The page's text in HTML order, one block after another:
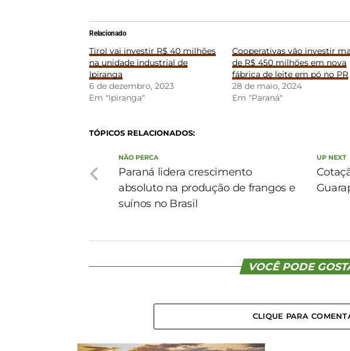
Relacionado
Tirol vai investir R$ 40 milhões
na unidade industrial de
Ipiranga
6 de dezembro, 2023
Em "Ipiranga"
Cooperativas vão investir
de R$ 450 milhões em nova
fábrica de leite em pó no PR
28 de maio, 2024
Em "Paraná"
TÓPICOS RELACIONADOS:
UP NEXT
NÃO PERCA
Paraná lidera crescimento
absoluto na produção de frangos e
suínos no Brasil
VOCÊ PODE
CLIQUE PARA